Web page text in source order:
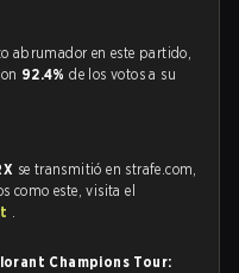
abrumador en este partido,
92.4%de los votos a su
se transmitió en strafe.com,
como este, visita el
.
Champions Tour: